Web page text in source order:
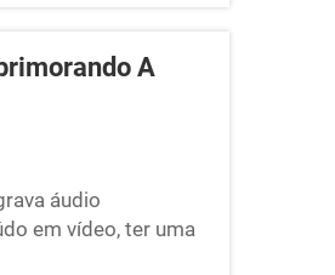
A
áudio
em vídeo, ter uma
trabalho pode ser